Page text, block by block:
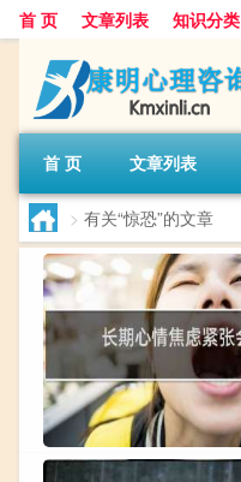
首 页 文章列表 知识分类
首 页 文章列表
> 有关“惊恐”的文章